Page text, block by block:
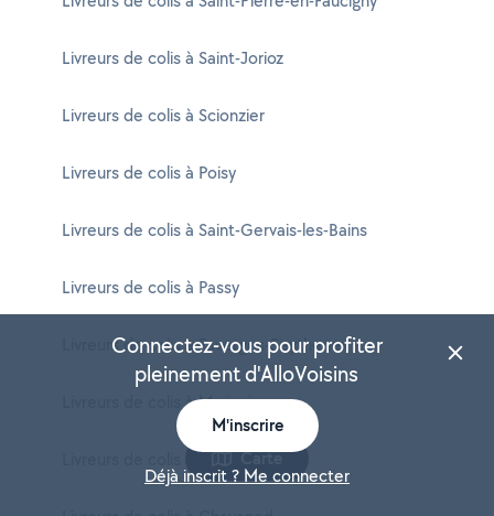
Livreurs de colis à Saint-Jorioz
Livreurs de colis à Scionzier
Livreurs de colis à Poisy
Livreurs de colis à Saint-Gervais-les-Bains
Livreurs de colis à Passy
Livreurs de colis à Faverges-Seythenex
Livreurs de colis à Marignier
Livreurs de colis à Saint-Eustache
Carte
Connectez-vous pour profiter
pleinement d'AlloVoisins
M'inscrire
Déjà inscrit ? Me connecter